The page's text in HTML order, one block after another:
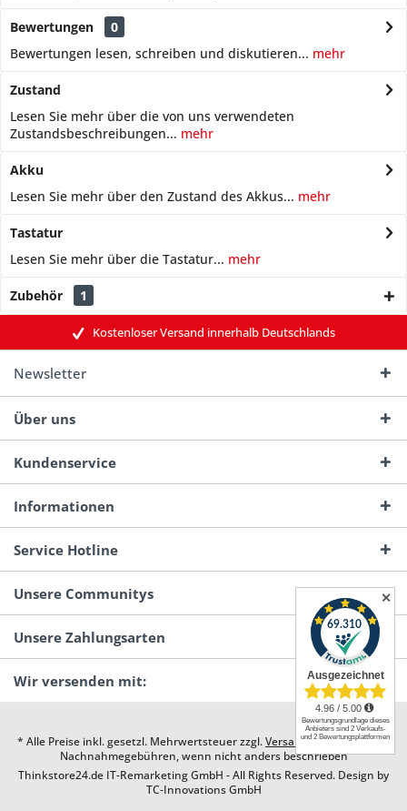
Bewertungen
0
Bewertungen lesen, schreiben und diskutieren... mehr
Zustand
Lesen Sie mehr über die von uns verwendeten
Zustandsbeschreibungen... mehr
Akku
Lesen Sie mehr über den Zustand des Akkus... mehr
Tastatur
Lesen Sie mehr über die Tastatur... mehr
Zubehör 1
Kostenloser Versand innerhalb Deutschlands
Newsletter
Über uns
Kundenservice
Informationen
Service Hotline
Unsere Communitys
Unsere Zahlungsarten
Wir versenden mit:
* Alle Preise inkl. gesetzl. Mehrwertsteuer zzgl.Versandkostenund ggf.
Nachnahmegebühren, wenn nicht anders beschrieben
Thinkstore24.de IT-Remarketing GmbH - All Rights Reserved. Design by
TC-Innovations GmbH
✕